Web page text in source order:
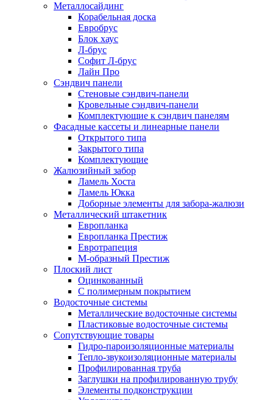
Металлосайдинг
Корабельная доска
Евробрус
Блок хаус
Л-брус
Софит Л-брус
Лайн Про
Сэндвич панели
Стеновые сэндвич-панели
Кровельные сэндвич-панели
Комплектующие к сэндвич панелям
Фасадные кассеты и линеарные панели
Открытого типа
Закрытого типа
Комплектующие
Жалюзийный забор
Ламель Хоста
Ламель Юкка
Доборные элементы для забора-жалюзи
Металлический штакетник
Европланка
Европланка Престиж
Евротрапеция
М-образный Престиж
Плоский лист
Оцинкованный
С полимерным покрытием
Водосточные системы
Металлические водосточные системы
Пластиковые водосточные системы
Сопутствующие товары
Гидро-пароизоляционные материалы
Тепло-звукоизоляционные материалы
Профилированная труба
Заглушки на профилированную трубу
Элементы подконструкции